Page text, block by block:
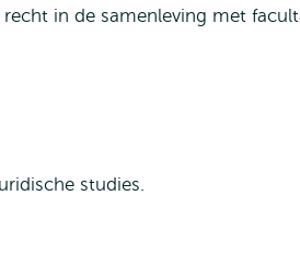
in de samenleving met
studies.